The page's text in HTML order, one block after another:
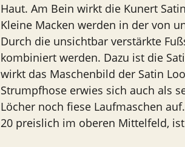
Haut. Am Bein wirkt die Kunert
Kleine Macken werden in der von
Durch die unsichtbar verstärkte
kombiniert werden. Dazu ist die
wirkt das Maschenbild der Satin
Strumpfhose erwies sich auch als
Löcher noch fiese Laufmaschen
20 preislich im oberen Mittelfeld,